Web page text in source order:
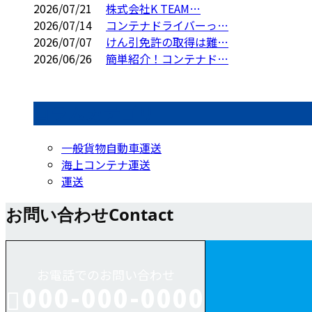
2026/07/21
株式会社K TEAM…
2026/07/14
コンテナドライバーっ…
2026/07/07
けん引免許の取得は難…
2026/06/26
簡単紹介！コンテナド…
一般貨物自動車運送
海上コンテナ運送
運送
お問い合わせContact